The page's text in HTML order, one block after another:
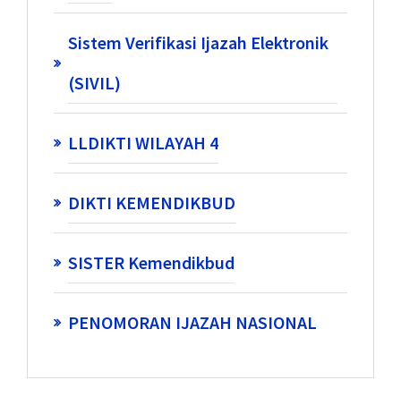
Sistem Verifikasi Ijazah Elektronik
(SIVIL)
LLDIKTI WILAYAH 4
DIKTI KEMENDIKBUD
SISTER Kemendikbud
PENOMORAN IJAZAH NASIONAL